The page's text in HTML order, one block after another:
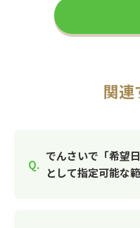
関連
でんさいで「希望
として指定可能な